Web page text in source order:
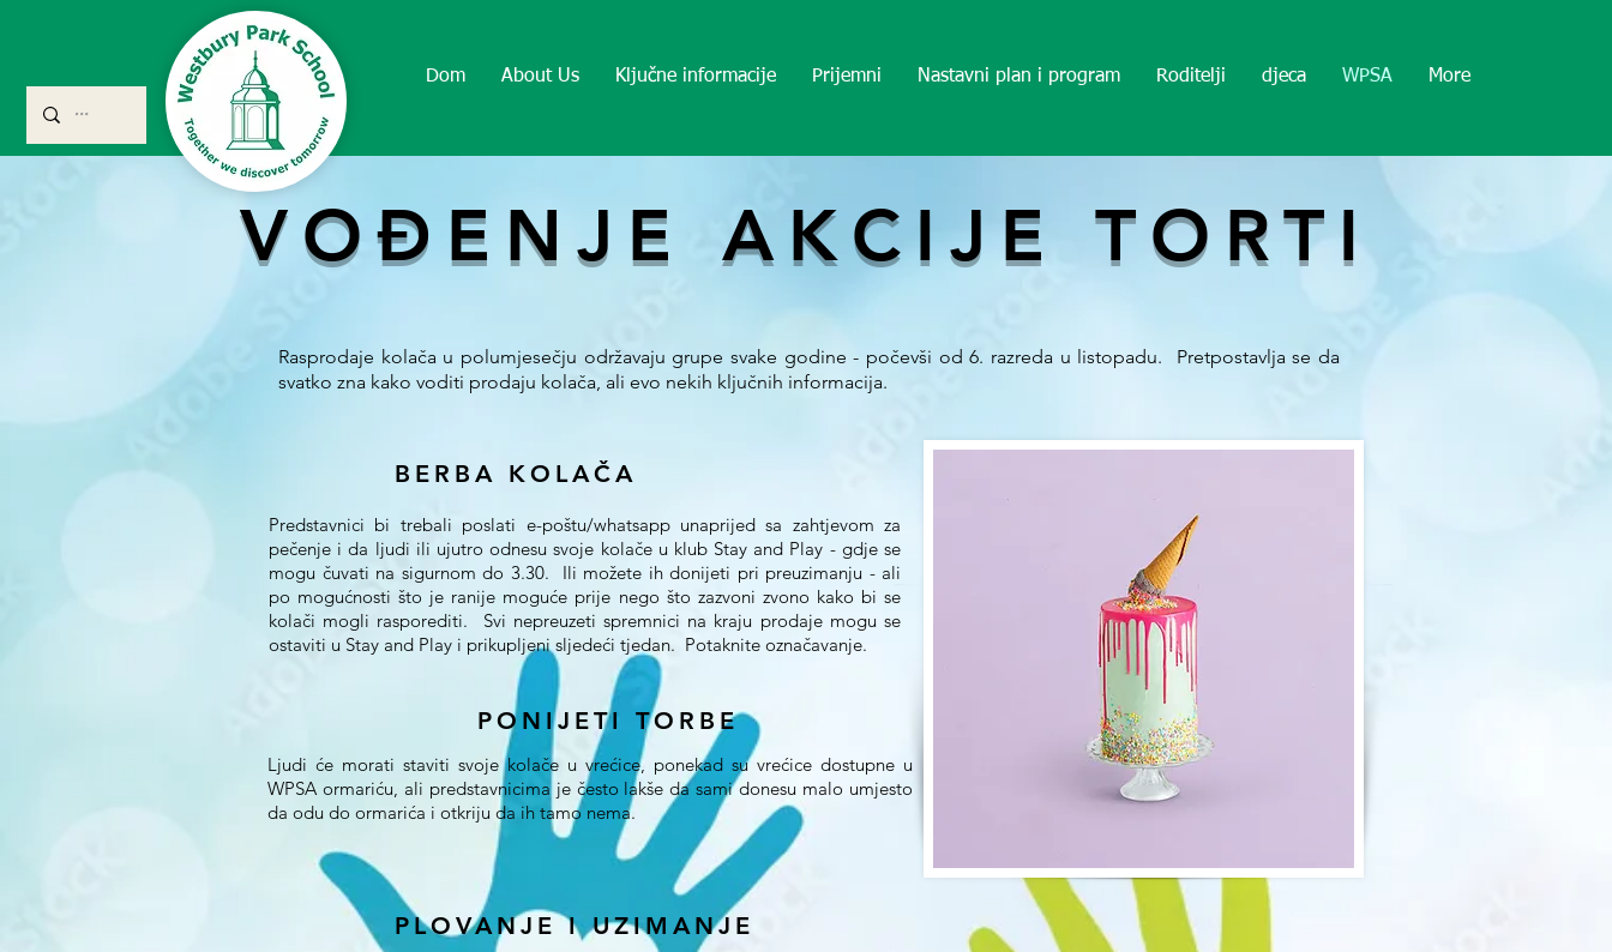
Dom About Us Ključne informacije Prijemni Nastavni plan i program Roditelji djeca WPSA More
VOĐENJE AKCIJE TORTI
Rasprodaje kolača u polumjesečju održavaju grupe svake godine - počevši od 6. razreda u listopadu. Pretpostavlja se da
svatko zna kako voditi prodaju kolača, ali evo nekih ključnih informacija.
BERBA KOLAČA
Predstavnici bi trebali poslati e-poštu/whatsapp unaprijed sa zahtjevom za
pečenje i da ljudi ili ujutro odnesu svoje kolače u klub Stay and Play - gdje se
mogu čuvati na sigurnom do 3.30. Ili možete ih donijeti pri preuzimanju - ali
po mogućnosti što je ranije moguće prije nego što zazvoni zvono kako bi se
kolači mogli rasporediti. Svi nepreuzeti spremnici na kraju prodaje mogu se
ostaviti u Stay and Play i prikupljeni sljedeći tjedan. Potaknite označavanje.
PONIJETI TORBE
Ljudi će morati staviti svoje kolače u vrećice, ponekad su vrećice dostupne u
WPSA ormariću, ali predstavnicima je često lakše da sami donesu malo umjesto
da odu do ormarića i otkriju da ih tamo nema.
PLOVANJE I UZIMANJE